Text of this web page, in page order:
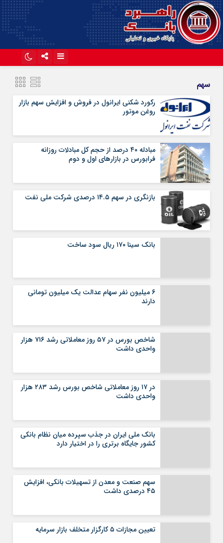
آپارات
سهم
رکورد شکنی ایرانول در فروش و افزایش سهم بازار
روغن موتور
مبادله ۴۰ درصد از حجم کل مبادلات روزانه
فرابورس در بازارهای اول و دوم
بازنگری در سهم ۱۴.۵ درصدی شرکت ملی نفت
بانک سینا ۱۷۰ ریال سود ساخت
۶ میلیون نفر سهام عدالت یک میلیون تومانی
دارند
شاخص بورس در ۵۷ روز معاملاتی رشد ۷۱۶ هزار
واحدی داشت
در ۱۷ روز معاملاتی شاخص بورس رشد ۲۸۳ هزار
واحدی داشت
بانک ملی ایران در جذب سپرده میان نظام بانکی
کشور جایگاه برتری را در اختیار دارد
سهم صنعت و معدن از تسهیلات بانکی، افزایش
۴۵ درصدی داشت
تعیین مجازات ۵ کارگزار متخلف بازار سرمایه